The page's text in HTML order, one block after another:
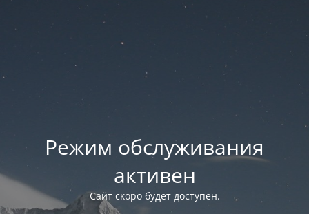
Режим обслуживания
активен
Сайт скоро будет доступен.